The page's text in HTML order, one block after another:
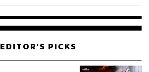
EDITOR'S PICKS